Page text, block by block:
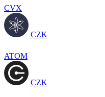
CVX
CZK
ATOM
CZK